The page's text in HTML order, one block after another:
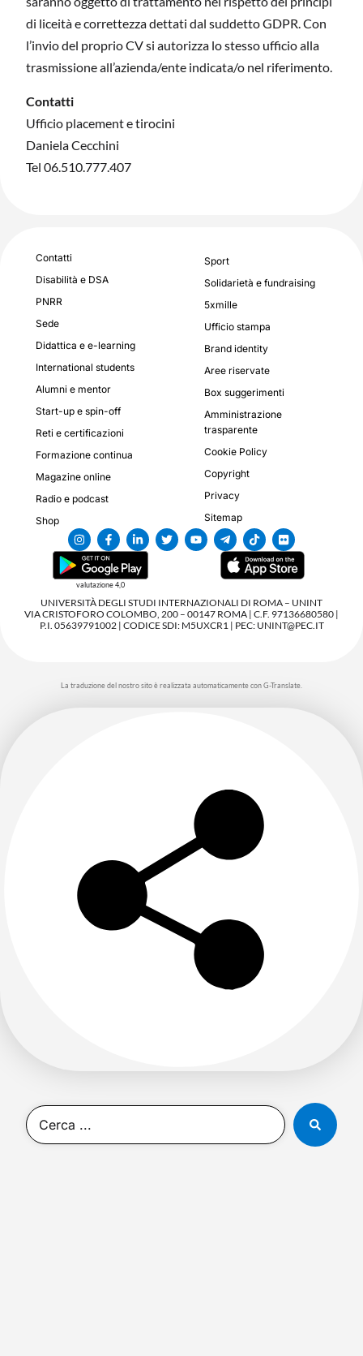
di liceità e correttezza dettati dal suddetto GDPR. Con
l’invio del proprio CV si autorizza lo stesso ufficio alla
trasmissione all’azienda/ente indicata/o nel riferimento.
Contatti
Ufficio placement e tirocini
Daniela Cecchini
Tel 06.510.777.407
Contatti
Disabilità e DSA
PNRR
Sede
Didattica e e-learning
International students
Alumni e mentor
Start-up e spin-off
Reti e certificazioni
Formazione continua
Magazine online
Radio e podcast
Shop
Sport
Solidarietà e fundraising
5xmille
Ufficio stampa
Brand identity
Aree riservate
Box suggerimenti
Amministrazione
trasparente
Cookie Policy
Copyright
Privacy
Sitemap
valutazione 4,0
UNIVERSITÀ DEGLI STUDI INTERNAZIONALI DI ROMA – UNINT
VIA CRISTOFORO COLOMBO, 200 – 00147 ROMA | C.F. 97136680580 |
P.I. 05639791002 | CODICE SDI: M5UXCR1 | PEC: UNINT@PEC.IT
La traduzione del nostro sito è realizzata automaticamente con G-Translate.